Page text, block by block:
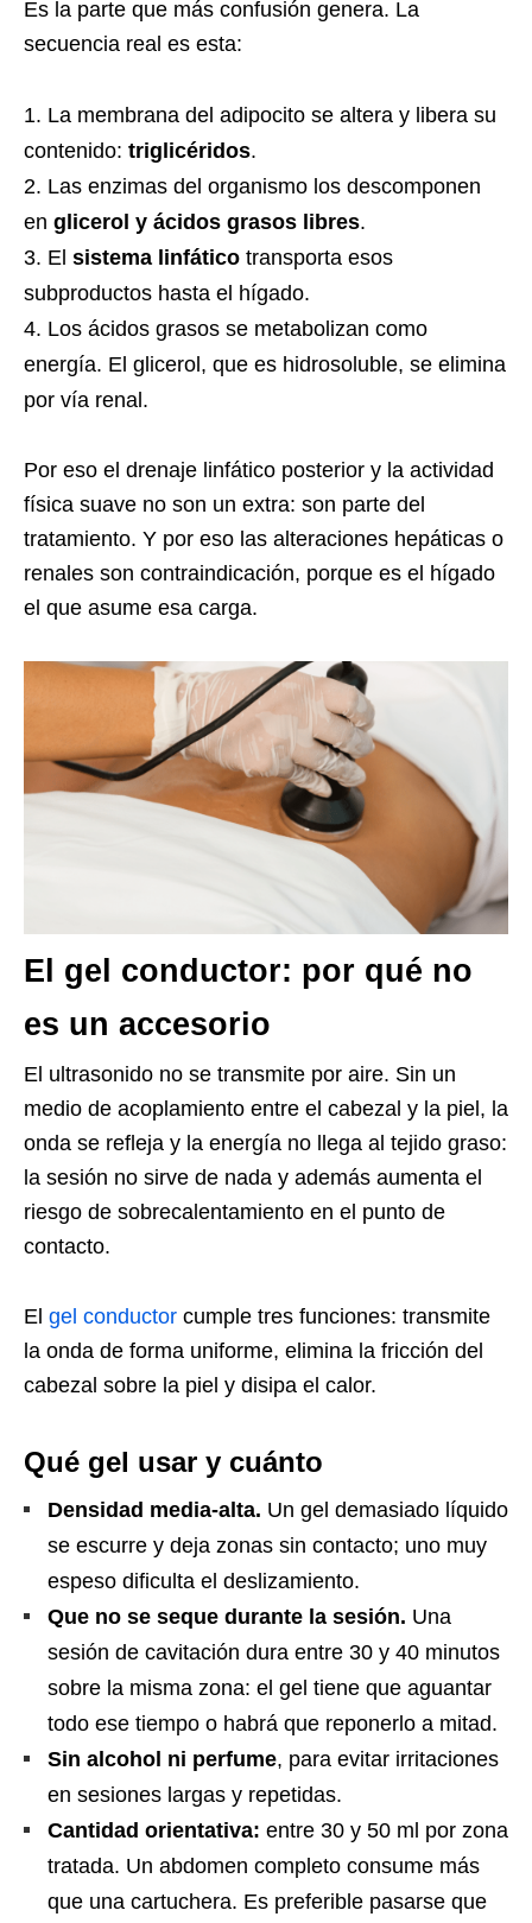
Es la parte que más confusión genera. La
secuencia real es esta:
La membrana del adipocito se altera y libera su
contenido: triglicéridos.
Las enzimas del organismo los descomponen
en glicerol y ácidos grasos libres.
El sistema linfático transporta esos
subproductos hasta el hígado.
Los ácidos grasos se metabolizan como
energía. El glicerol, que es hidrosoluble, se elimina
por vía renal.
Por eso el drenaje linfático posterior y la actividad
física suave no son un extra: son parte del
tratamiento. Y por eso las alteraciones hepáticas o
renales son contraindicación, porque es el hígado
el que asume esa carga.
El gel conductor: por qué no
es un accesorio
El ultrasonido no se transmite por aire. Sin un
medio de acoplamiento entre el cabezal y la piel, la
onda se refleja y la energía no llega al tejido graso:
la sesión no sirve de nada y además aumenta el
riesgo de sobrecalentamiento en el punto de
contacto.
El gel conductor cumple tres funciones: transmite
la onda de forma uniforme, elimina la fricción del
cabezal sobre la piel y disipa el calor.
Qué gel usar y cuánto
Densidad media-alta. Un gel demasiado líquido
se escurre y deja zonas sin contacto; uno muy
espeso dificulta el deslizamiento.
Que no se seque durante la sesión. Una
sesión de cavitación dura entre 30 y 40 minutos
sobre la misma zona: el gel tiene que aguantar
todo ese tiempo o habrá que reponerlo a mitad.
Sin alcohol ni perfume, para evitar irritaciones
en sesiones largas y repetidas.
Cantidad orientativa: entre 30 y 50 ml por zona
tratada. Un abdomen completo consume más
que una cartuchera. Es preferible pasarse que